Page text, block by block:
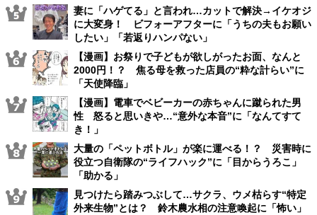
妻に「ハゲてる」と言われ…カットで解決→イケオジ
に大変身！ ビフォーアフターに「うちの夫もお願い
したい」「若返りハンパない」
【漫画】お祭りで子どもが欲しがったお面、なんと
2000円！？ 焦る母を救った店員の“粋な計らい”に
「天使降臨」
【漫画】電車でベビーカーの赤ちゃんに蹴られた男
性 怒ると思いきや…“意外な本音”に「なんてすて
き！」
大量の「ペットボトル」が楽に運べる！？ 災害時に
役立つ自衛隊の“ライフハック”に「目からうろこ」
「助かる」
見つけたら踏みつぶして…サクラ、ウメ枯らす“特定
外来生物”とは？ 鈴木農水相の注意喚起に「怖い」